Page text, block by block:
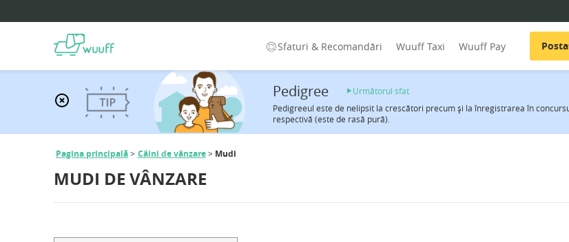
Sfaturi & Recomandări Wuuff Taxi Wuuff Pay
Pedigree
Următorul sfat
Pedigreeul este de nelipsit la crescători precum şi la înregistrarea în
respectivă (este de rasă pură).
Pagina principală Câini de vânzare Mudi
MUDI DE VÂNZARE